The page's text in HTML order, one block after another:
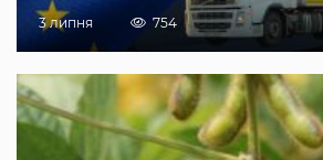
3 липня 754